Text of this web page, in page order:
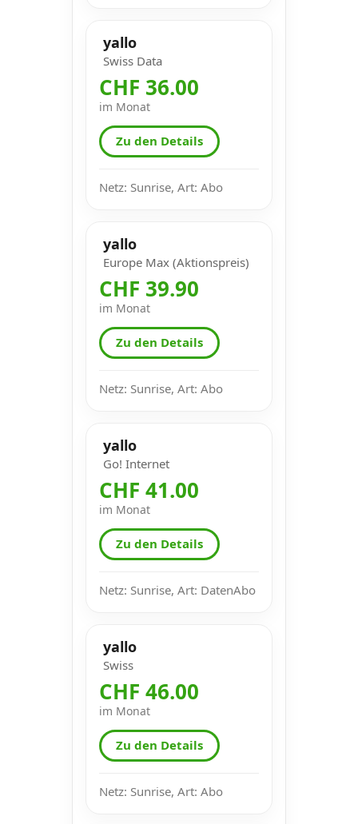
yallo
Swiss Data
CHF 36.00
im Monat
Zu den Details
Netz: Sunrise, Art: Abo
yallo
Europe Max (Aktionspreis)
CHF 39.90
im Monat
Zu den Details
Netz: Sunrise, Art: Abo
yallo
Go! Internet
CHF 41.00
im Monat
Zu den Details
Netz: Sunrise, Art: DatenAbo
yallo
Swiss
CHF 46.00
im Monat
Zu den Details
Netz: Sunrise, Art: Abo